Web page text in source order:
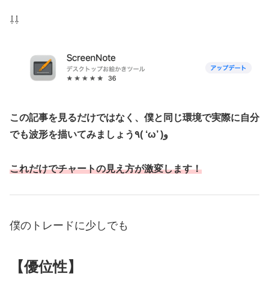
⇩⇩
この記事を見るだけではなく、僕と同じ環境で実際に自分
でも波形を描いてみましょう٩( ‘ω’ )و
これだけでチャートの見え方が激変します！
僕のトレードに少しでも
【優位性】